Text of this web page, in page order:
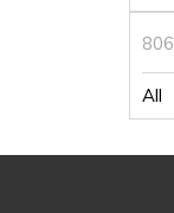
806
All